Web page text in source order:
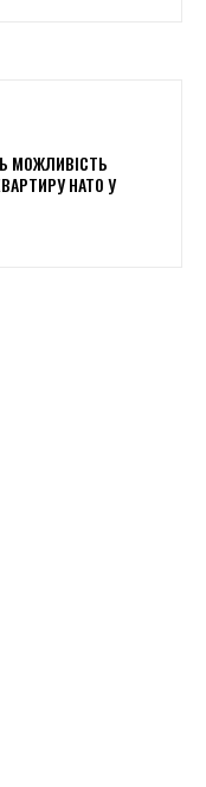
МОЖЛИВІСТЬ
НАТО У